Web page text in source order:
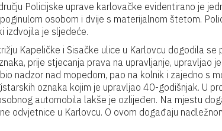
Policijske uprave karlovačke evidentirano je
osobom i dvije s materijalnom štetom.
izdvojila je sljedeće.
Kapeličke i Sisačke ulice u Karlovcu dogodila
prije stjecanja prava na upravljanje, upravljao
nadzor nad mopedom, pao na kolnik i zajedno s
oznaka kojim je upravljao 40-godišnjak. U
automobila lakše je ozlijeđen. Na mjestu
odvjetnice u Karlovcu. O ovom događaju